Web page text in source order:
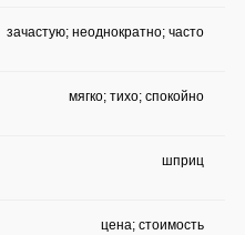
зачастую; неоднократно; часто
мягко; тихо; спокойно
шприц
цена; стоимость